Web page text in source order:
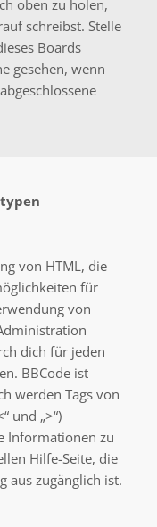
oben zu holen,
schreibst. Stelle
Boards
gesehen, wenn
von HTML, die
für
von
dich für jeden
BBCode ist
werden Tags von
und „>“)
Informationen zu
Hilfe-Seite, die
aus zugänglich ist.